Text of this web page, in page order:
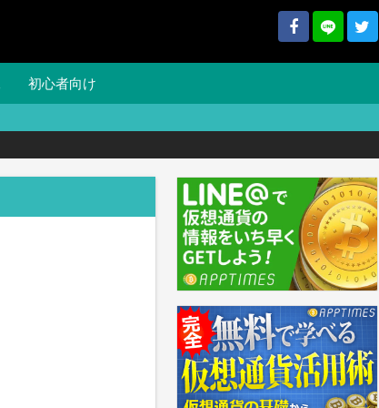
初心者向け